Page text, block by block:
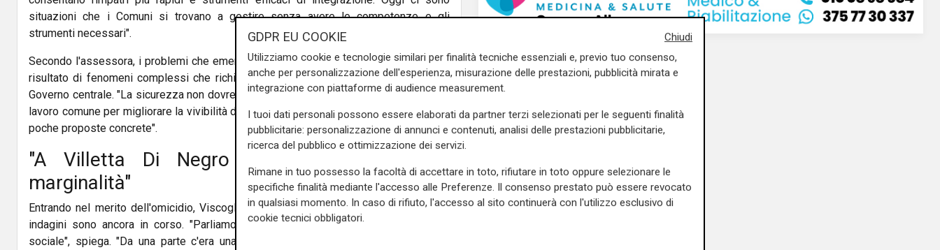
situazioni che i Comuni si trovano a gestire senza avere le competenze e gli
strumenti necessari".
Secondo l'assessora, i problemi che emergono nelle città italiane ed europee sono il
risultato di fenomeni complessi che richiedono interventi coordinati tra enti locali e
Governo centrale. "La sicurezza non dovrebbe essere un tema divisivo. Servirebbe un
lavoro comune per migliorare la vivibilità delle città. Invece vedo spesso polemiche e
poche proposte concrete".
"A Villetta Di Negro un caso di estrema
marginalità"
Entrando nel merito dell'omicidio, Viscogliosi invita alla prudenza, ricordando che le
indagini sono ancora in corso. "Parliamo di una situazione di estrema marginalità
sociale", spiega. "Da una parte c'era una persona senza fissa dimora, seguita dai
Chiudi
GDPR EU COOKIE
Utilizziamo cookie e tecnologie similari per finalità tecniche essenziali e, previo tuo consenso,
anche per personalizzazione dell'esperienza, misurazione delle prestazioni, pubblicità mirata e
integrazione con piattaforme di audience measurement.
I tuoi dati personali possono essere elaborati da partner terzi selezionati per le seguenti finalità
pubblicitarie: personalizzazione di annunci e contenuti, analisi delle prestazioni pubblicitarie,
ricerca del pubblico e ottimizzazione dei servizi.
Rimane in tuo possesso la facoltà di accettare in toto, rifiutare in toto oppure selezionare le
specifiche finalità mediante l'accesso alle Preferenze. Il consenso prestato può essere revocato
in qualsiasi momento. In caso di rifiuto, l'accesso al sito continuerà con l'utilizzo esclusivo di
cookie tecnici obbligatori.